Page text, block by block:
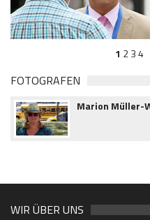
1 2 34
FOTOGRAFEN
Marion Müller-
WIR ÜBER UNS